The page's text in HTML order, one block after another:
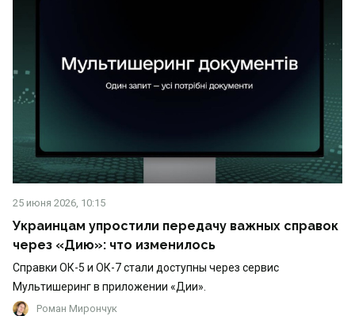
25 июня 2026, 10:15
Украинцам упростили передачу важных справок
через «Дию»: что изменилось
Справки ОК-5 и ОК-7 стали доступны через сервис
Мультишеринг в приложении «Дии».
Роман Мирончук